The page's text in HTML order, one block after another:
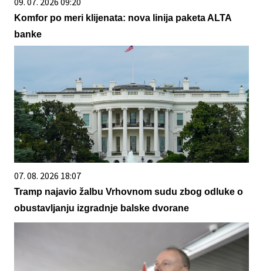
Komfor po meri klijenata: nova linija paketa ALTA
banke
07. 08. 2026 18:07
Tramp najavio žalbu Vrhovnom sudu zbog odluke o
obustavljanju izgradnje balske dvorane